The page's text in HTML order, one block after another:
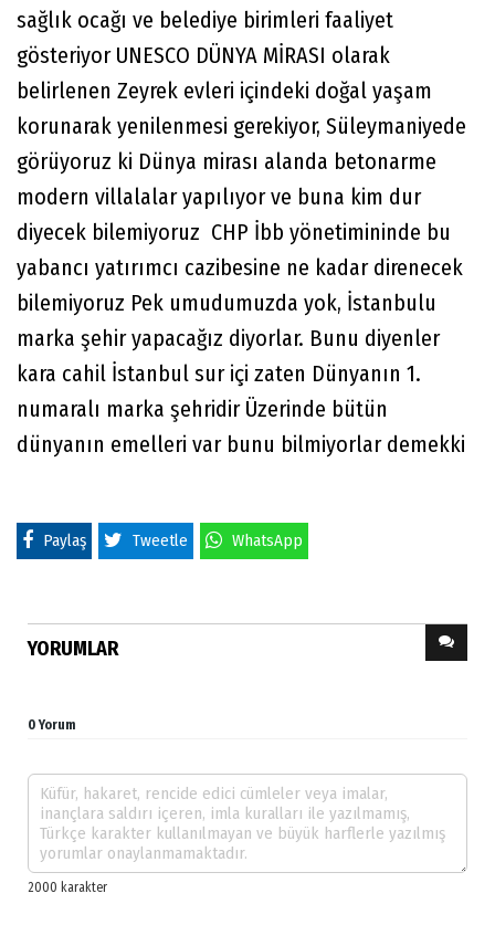
sağlık ocağı ve belediye birimleri faaliyet
gösteriyor UNESCO DÜNYA MİRASI olarak
belirlenen Zeyrek evleri içindeki doğal yaşam
korunarak yenilenmesi gerekiyor, Süleymaniyede
görüyoruz ki Dünya mirası alanda betonarme
modern villalalar yapılıyor ve buna kim dur
diyecek bilemiyoruz CHP İbb yönetimininde bu
yabancı yatırımcı cazibesine ne kadar direnecek
bilemiyoruz Pek umudumuzda yok, İstanbulu
marka şehir yapacağız diyorlar. Bunu diyenler
kara cahil İstanbul sur içi zaten Dünyanın 1.
numaralı marka şehridir Üzerinde bütün
dünyanın emelleri var bunu bilmiyorlar demekki
Paylaş Tweetle WhatsApp
YORUMLAR
0 Yorum